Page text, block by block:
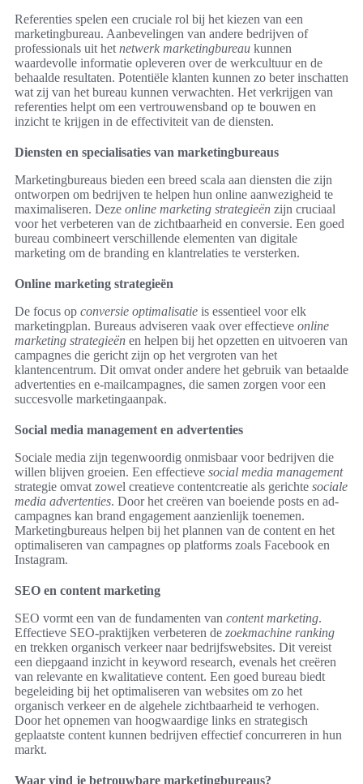
Referenties spelen een cruciale rol bij het kiezen van een
marketingbureau. Aanbevelingen van andere bedrijven of
professionals uit het netwerk marketingbureau kunnen
waardevolle informatie opleveren over de werkcultuur en de
behaalde resultaten. Potentiële klanten kunnen zo beter inschatten
wat zij van het bureau kunnen verwachten. Het verkrijgen van
referenties helpt om een vertrouwensband op te bouwen en
inzicht te krijgen in de effectiviteit van de diensten.
Diensten en specialisaties van marketingbureaus
Marketingbureaus bieden een breed scala aan diensten die zijn
ontworpen om bedrijven te helpen hun online aanwezigheid te
maximaliseren. Deze online marketing strategieën zijn cruciaal
voor het verbeteren van de zichtbaarheid en conversie. Een goed
bureau combineert verschillende elementen van digitale
marketing om de branding en klantrelaties te versterken.
Online marketing strategieën
De focus op conversie optimalisatie is essentieel voor elk
marketingplan. Bureaus adviseren vaak over effectieve online
marketing strategieën en helpen bij het opzetten en uitvoeren van
campagnes die gericht zijn op het vergroten van het
klantencentrum. Dit omvat onder andere het gebruik van betaalde
advertenties en e-mailcampagnes, die samen zorgen voor een
succesvolle marketingaanpak.
Social media management en advertenties
Sociale media zijn tegenwoordig onmisbaar voor bedrijven die
willen blijven groeien. Een effectieve social media management
strategie omvat zowel creatieve contentcreatie als gerichte sociale
media advertenties. Door het creëren van boeiende posts en ad-
campagnes kan brand engagement aanzienlijk toenemen.
Marketingbureaus helpen bij het plannen van de content en het
optimaliseren van campagnes op platforms zoals Facebook en
Instagram.
SEO en content marketing
SEO vormt een van de fundamenten van content marketing.
Effectieve SEO-praktijken verbeteren de zoekmachine ranking
en trekken organisch verkeer naar bedrijfswebsites. Dit vereist
een diepgaand inzicht in keyword research, evenals het creëren
van relevante en kwalitatieve content. Een goed bureau biedt
begeleiding bij het optimaliseren van websites om zo het
organisch verkeer en de algehele zichtbaarheid te verhogen.
Door het opnemen van hoogwaardige links en strategisch
geplaatste content kunnen bedrijven effectief concurreren in hun
markt.
Waar vind je betrouwbare marketingbureaus?